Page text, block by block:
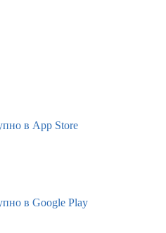
в App Store
в Google Play